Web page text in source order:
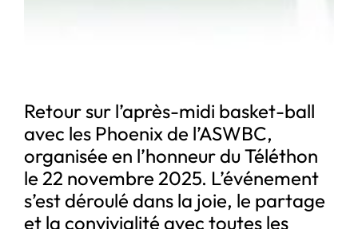
Retour sur l’après-midi basket-ball
avec les Phoenix de l’ASWBC,
organisée en l’honneur du Téléthon
le 22 novembre 2025. L’événement
s’est déroulé dans la joie, le partage
et la convivialité avec toutes les